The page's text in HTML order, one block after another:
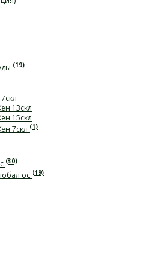
(19)
13скл
15скл
7скл (1)
(30)
ос (19)